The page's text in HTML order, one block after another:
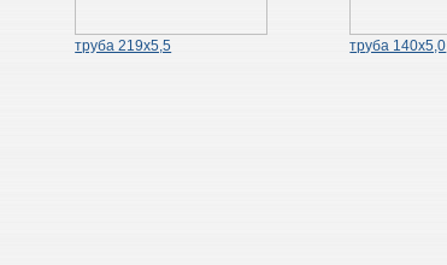
труба 219х5,5 труба 140х5,0